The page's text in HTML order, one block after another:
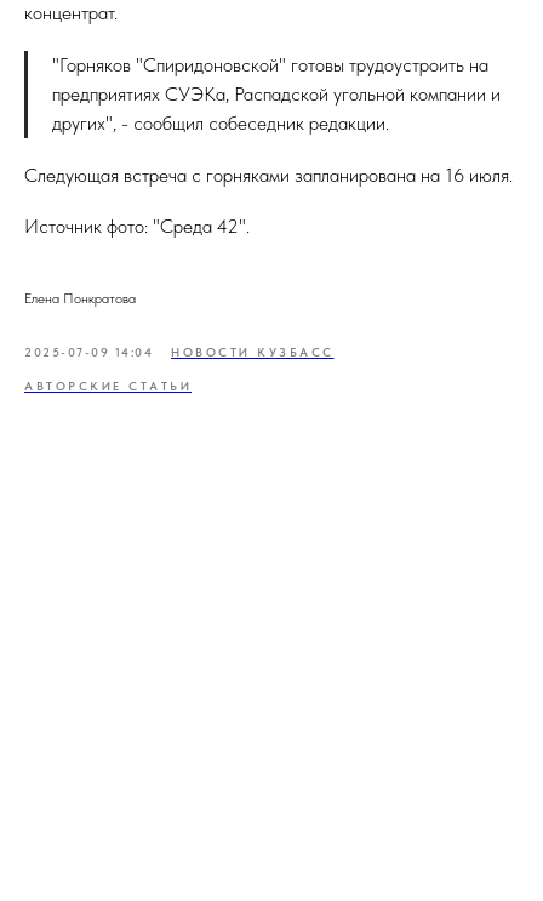
концентрат.
"Горняков "Спиридоновской" готовы трудоустроить на
предприятиях СУЭКа, Распадской угольной компании и
других", - сообщил собеседник редакции.
Следующая встреча с горняками запланирована на 16 июля.
Источник фото: "Среда 42".
Елена Понкратова
2025-07-09 14:04 НОВОСТИ КУЗБАСС
АВТОРСКИЕ СТАТЬИ